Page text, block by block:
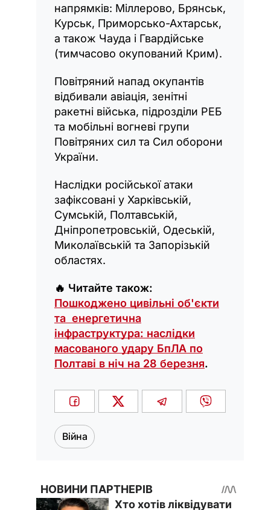
напрямків: Міллерово, Брянськ,
Курськ, Приморсько-Ахтарськ,
а також Чауда і Гвардійське
(тимчасово окупований Крим).
Повітряний напад окупантів
відбивали авіація, зенітні
ракетні війська, підрозділи РЕБ
та мобільні вогневі групи
Повітряних сил та Сил оборони
України.
Наслідки російської атаки
зафіксовані у Харківській,
Сумській, Полтавській,
Дніпропетровській, Одеській,
Миколаївській та Запорізькій
областях.
🔥 Читайте також:
Пошкоджено цивільні об'єкти
та енергетична
інфраструктура: наслідки
масованого удару БпЛА по
Полтаві в ніч на 28 березня.
Війна